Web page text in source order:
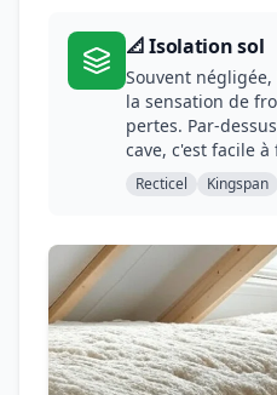
📐 Isolation sol
Souvent
la sensation de
pertes. Par-
cave, c'est facile à
Recticel Kingspan